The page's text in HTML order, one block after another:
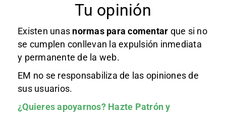
Tu opinión
Existen unas normas para comentar que si no
se cumplen conllevan la expulsión inmediata
y permanente de la web.
EM no se responsabiliza de las opiniones de
sus usuarios.
¿Quieres apoyarnos? Hazte Patróny